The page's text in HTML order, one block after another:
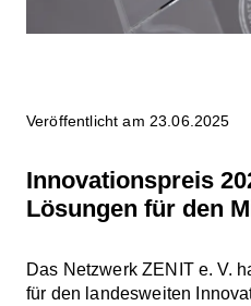
Veröffentlicht am 23.06.2025
Innovationspreis
Lösungen für den
Das Netzwerk ZENIT e. V.
für den landesweiten